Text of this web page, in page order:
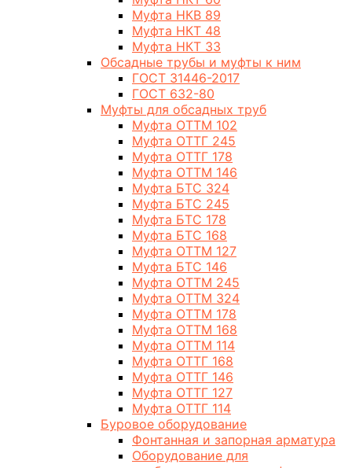
Муфта НКВ 89
Муфта НКТ 48
Муфта НКТ 33
Обсадные трубы и муфты к ним
ГОСТ 31446-2017
ГОСТ 632-80
Муфты для обсадных труб
Муфта ОТТМ 102
Муфта ОТТГ 245
Муфта ОТТГ 178
Муфта ОТТМ 146
Муфта БТС 324
Муфта БТС 245
Муфта БТС 178
Муфта БТС 168
Муфта ОТТМ 127
Муфта БТС 146
Муфта ОТТМ 245
Муфта ОТТМ 324
Муфта ОТТМ 178
Муфта ОТТМ 168
Муфта ОТТМ 114
Муфта ОТТГ 168
Муфта ОТТГ 146
Муфта ОТТГ 127
Муфта ОТТГ 114
Буровое оборудование
Фонтанная и запорная арматура
Оборудование для